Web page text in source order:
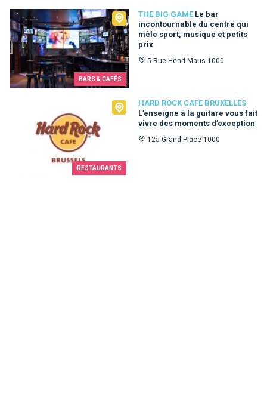
BARS & CAFÉS
THE BIG GAME Le bar
incontournable du centre qui
mêle sport, musique et petits
prix
5 Rue Henri Maus 1000
The Big Game
RESTAURANTS
HARD ROCK CAFE BRUXELLES
L’enseigne à la guitare vous fait
vivre des moments d’exception
12a Grand Place 1000
Hard Rock Cafe Bruxelles